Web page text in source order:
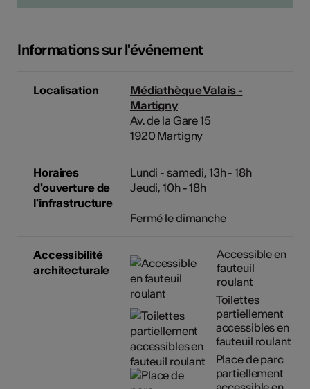
Informations sur l'événement
Localisation
Médiathèque Valais -
Martigny
Av. de la Gare 15
1920 Martigny
Horaires
d'ouverture de
l'infrastructure
Lundi - samedi, 13h - 18h
Jeudi, 10h - 18h
Fermé le dimanche
Accessibilité
architecturale
Accessible en
fauteuil
roulant
Toilettes
partiellement
accessibles en
fauteuil roulant
Place de parc
partiellement